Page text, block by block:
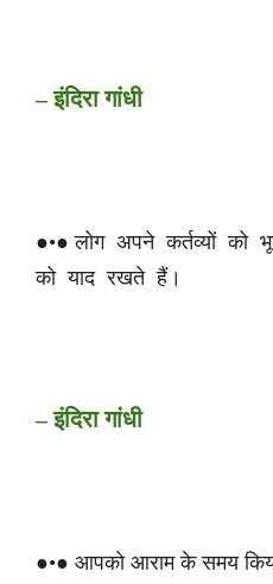
– इंदिरा गांधी
●•● लोग अपने कर्तव्यों को
को याद रखते हैं।
– इंदिरा गांधी
●•● आपको आराम के समय